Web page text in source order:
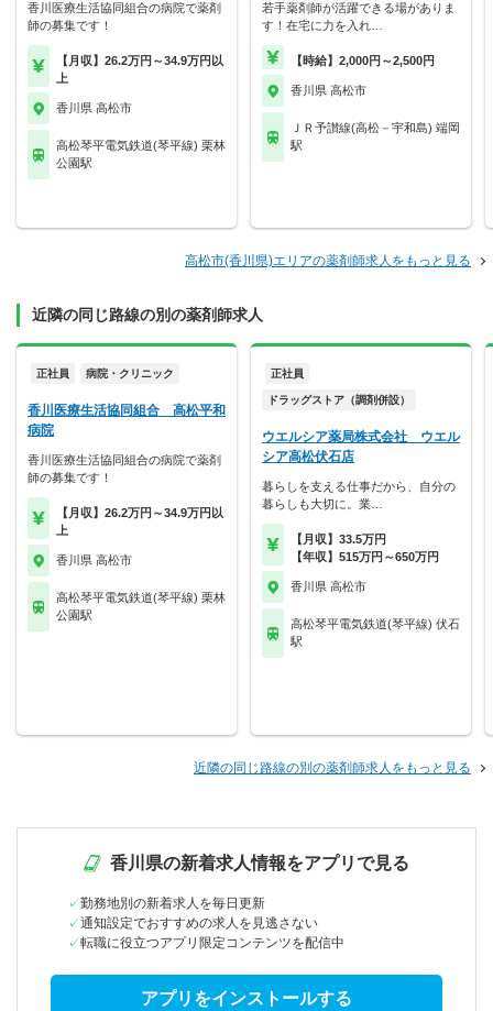
香川医療生活協同組合の病院で薬剤
師の募集です！
【月収】26.2万円～34.9万円以
上
香川県 高松市
高松琴平電気鉄道(琴平線) 栗林
公園駅
若手薬剤師が活躍できる場がありま
す！在宅に力を入れ…
【時給】2,000円～2,500円
香川県 高松市
ＪＲ予讃線(高松－宇和島) 端岡
駅
高松市(香川県)エリアの薬剤師求人をもっと見る
近隣の同じ路線の別の薬剤師求人
正社員 病院・クリニック
香川医療生活協同組合 高松平和
病院
香川医療生活協同組合の病院で薬剤
師の募集です！
【月収】26.2万円～34.9万円以
上
香川県 高松市
高松琴平電気鉄道(琴平線) 栗林
公園駅
正社員
ドラッグストア（調剤併設）
ウエルシア薬局株式会社 ウエル
シア高松伏石店
暮らしを支える仕事だから、自分の
暮らしも大切に。業…
【月収】33.5万円
【年収】515万円～650万円
香川県 高松市
高松琴平電気鉄道(琴平線) 伏石
駅
近隣の同じ路線の別の薬剤師求人をもっと見る
香川県の新着求人情報をアプリで見る
勤務地別の新着求人を毎日更新
通知設定でおすすめの求人を見逃さない
転職に役立つアプリ限定コンテンツを配信中
アプリをインストールする